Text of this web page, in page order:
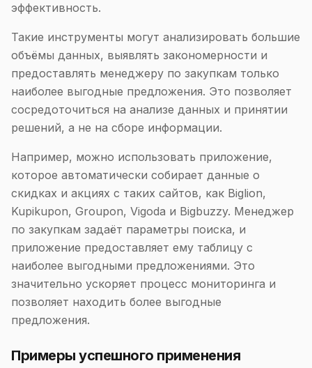
эффективность.
Такие инструменты могут анализировать большие
объёмы данных, выявлять закономерности и
предоставлять менеджеру по закупкам только
наиболее выгодные предложения. Это позволяет
сосредоточиться на анализе данных и принятии
решений, а не на сборе информации.
Например, можно использовать приложение,
которое автоматически собирает данные о
скидках и акциях с таких сайтов, как Biglion,
Kupikupon, Groupon, Vigoda и Bigbuzzy. Менеджер
по закупкам задаёт параметры поиска, и
приложение предоставляет ему таблицу с
наиболее выгодными предложениями. Это
значительно ускоряет процесс мониторинга и
позволяет находить более выгодные
предложения.
Примеры успешного применения